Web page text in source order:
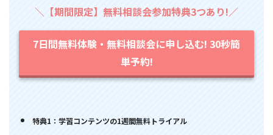
＼【期間限定】無料相談会参加特典3つあり!／
7日間無料体験・無料相談会に申し込む! 30秒簡
単予約!
特典1：学習コンテンツの1週間無料トライアル